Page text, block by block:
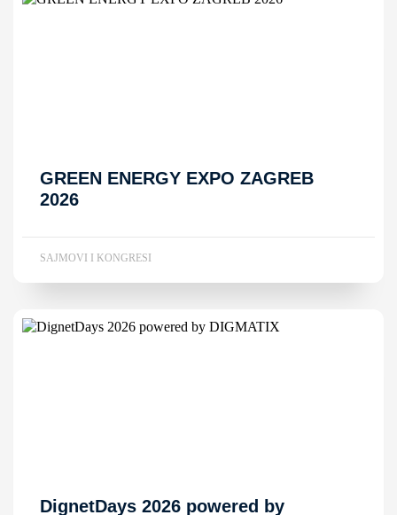
GREEN ENERGY EXPO ZAGREB
2026
SAJMOVI I KONGRESI
DignetDays 2026 powered by